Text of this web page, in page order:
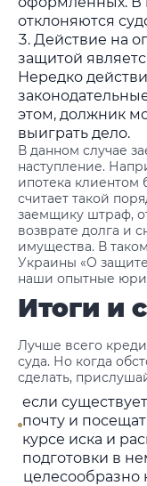
отклоняются
Действие на
защитой
Нередко
этом, должник
выиграть дело.
В данном случае
наступление.
ипотека клиентом
считает такой
заемщику штраф,
возврате долга и
имущества. В
Украины «О
наши опытные
Итоги и
Лучше всего
суда. Но когда
сделать,
если
почту и
курсе иска и
подготовки в
целесообразно